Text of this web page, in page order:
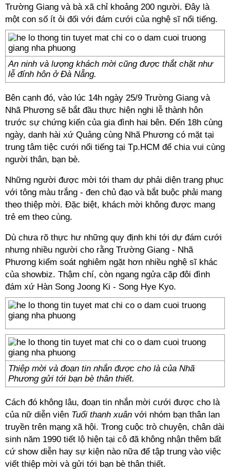
Trường Giang và bà xã chỉ khoảng 200 người. Đây là
một con số ít ỏi đối với đám cưới của nghệ sĩ nổi tiếng.
An ninh và lượng khách mời cũng được thắt chặt như
lễ đính hôn ở Đà Nẵng.
Bên cạnh đó, vào lúc 14h ngày 25/9 Trường Giang và
Nhã Phương sẽ bắt đầu thực hiện nghi lễ thành hôn
trước sự chứng kiến của gia đình hai bên. Đến 18h cùng
ngày, danh hài xứ Quảng cùng Nhã Phương có mặt tại
trung tâm tiệc cưới nổi tiếng tại Tp.HCM để chia vui cùng
người thân, bạn bè.
Những người được mời tới tham dự phải diện trang phục
với tông màu trắng - đen chủ đạo và bắt buộc phải mang
theo thiệp mời. Đặc biệt, khách mời không được mang
trẻ em theo cùng.
Dù chưa rõ thực hư những quy định khi tới dự đám cưới
nhưng nhiều người cho rằng Trường Giang - Nhã
Phương kiểm soát nghiêm ngặt hơn nhiều nghệ sĩ khác
của showbiz. Thậm chí, còn ngang ngửa cặp đôi đình
đám xứ Hàn Song Joong Ki - Song Hye Kyo.
Thiệp mời và đoạn tin nhắn được cho là của Nhã
Phương gửi tới bạn bè thân thiết.
Cách đó không lâu, đoạn tin nhắn mời cưới được cho là
của nữ diễn viên Tuổi thanh xuân với nhóm bạn thân lan
truyền trên mạng xã hội. Trong cuộc trò chuyện, chân dài
sinh năm 1990 tiết lộ hiện tại cô đã không nhận thêm bất
cứ show diễn hay sự kiện nào nữa để tập trung vào việc
viết thiệp mời và gửi tới bạn bè thân thiết.